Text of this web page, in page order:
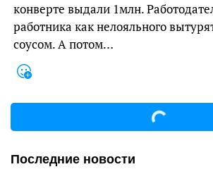
конверте выдали 1млн.
работника как нелояльного
соусом. А потом…
Последние новости